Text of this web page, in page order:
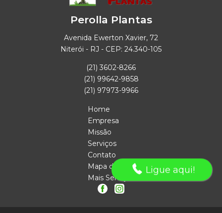
Perolla Plantas
Avenida Ewerton Xavier, 72
Niterói - RJ - CEP: 24.340-105
(21) 3602-8266
(21) 99642-9858
(21) 97973-9966
Home
Empresa
Missão
Serviços
Contato
Mapa do site
Mais Serviços
Ligue aqui!